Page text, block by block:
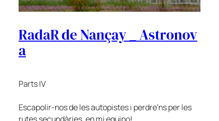
RadaR de Nançay _ Astronov
a
Parts IV
Escapolir-nos de les autopistes i perdre’ns per les